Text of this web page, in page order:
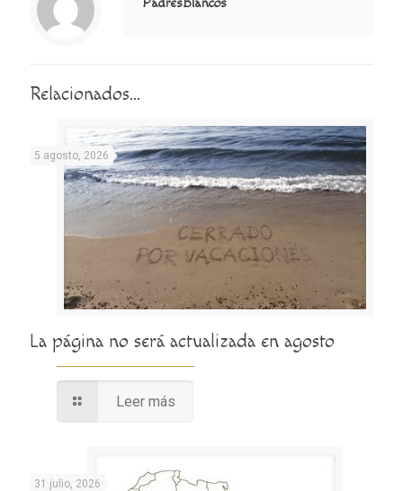
Relacionados...
5 agosto, 2026
La página no será actualizada en agosto
Leer más
31 julio, 2026